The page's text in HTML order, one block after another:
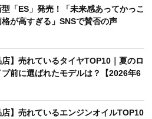
「ES」発売！「未来感あってかっこ
が高すぎる」SNSで賛否の声
店】売れているタイヤTOP10｜夏のロ
ブ前に選ばれたモデルは？【2026年6
店】売れているエンジンオイルTOP10